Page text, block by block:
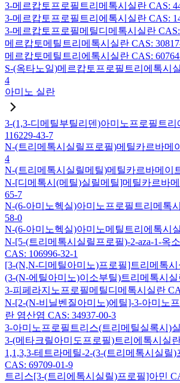
3-메르캅토프로필트리메톡시실란 CAS:
3-메르캅토프로필트리에톡시실란 CAS:
3-메르캅토프로필메틸디메톡시실란 CAS:
메르캅토메틸트리메톡시실란 CAS:
메르캅토메틸트리에톡시실란 CAS:
S-(옥타노일)메르캅토프로필트리에톡시
4
아미노 실란
3-(1,3-디메틸부틸리덴)아미노프로필트리
116229-43-7
N-(트리메톡시실릴프로필)메틸카르바메
4
N-(트리메톡시실릴메틸)메틸카르바메이
N-[디메톡시(메틸)실릴메틸]메틸카르바
65-7
N-(6-아미노헥실)아미노프로필트리메톡
58-0
N-(6-아미노헥실)아미노메틸트리에톡시
N-[5-(트리메톡시실릴프로필)-2-aza-1-옥
CAS: 106996-32-1
[3-(N,N-디메틸아미노)프로필]트리메톡시
(3-(N-에틸아미노)이소부틸)트리메톡시실
3-피페라지노프로필메틸디메톡시실란
N-[2-(N-비닐벤질아미노)에틸]-3-아미노
란 염산염 CAS: 34937-00-3
3-아미노프로필트리스(트리메틸실록시)
3-(메타크릴아미도프로필)트리에톡시실
1,1,3,3-테트라메틸-2-(3-(트리메톡시실릴
CAS: 69709-01-9
트리스[3-(트리에톡시실릴)프로필]아민